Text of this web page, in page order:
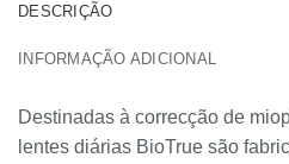
DESCRIÇÃO
INFORMAÇÃO ADICIONAL
Destinadas à correcção de
lentes diárias BioTrue são